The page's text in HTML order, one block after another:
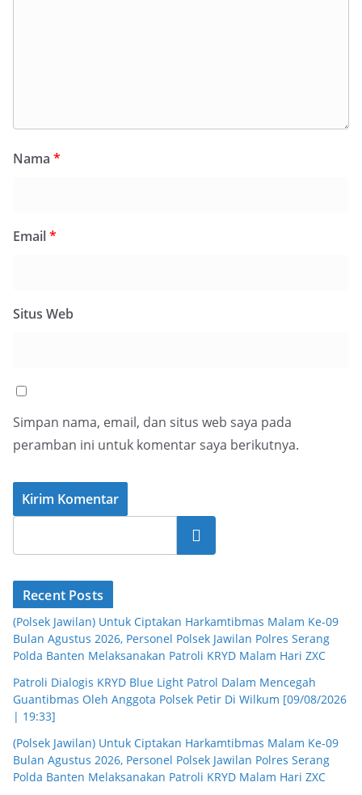
Nama *
Email*
Situs Web
Simpan nama, email, dan situs web saya pada
peramban ini untuk komentar saya berikutnya.
Cari
Recent Posts
(Polsek Jawilan) Untuk Ciptakan Harkamtibmas Malam Ke-09
Bulan Agustus 2026, Personel Polsek Jawilan Polres Serang
Polda Banten Melaksanakan Patroli KRYD Malam Hari ZXC
Patroli Dialogis KRYD Blue Light Patrol Dalam Mencegah
Guantibmas Oleh Anggota Polsek Petir Di Wilkum [09/08/2026
| 19:33]
(Polsek Jawilan) Untuk Ciptakan Harkamtibmas Malam Ke-09
Bulan Agustus 2026, Personel Polsek Jawilan Polres Serang
Polda Banten Melaksanakan Patroli KRYD Malam Hari ZXC